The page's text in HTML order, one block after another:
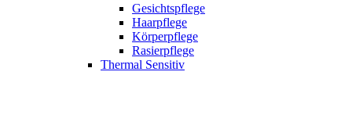
Gesichtspflege
Haarpflege
Körperpflege
Rasierpflege
Thermal Sensitiv